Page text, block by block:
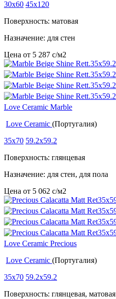
30x60 45x120
Поверхность: матовая
Назначение: для стен
Цена от 5 287 c/м2
Love Ceramic Marble
Love Ceramic (Португалия)
35x70 59.2x59.2
Поверхность: глянцевая
Назначение: для стен, для пола
Цена от 5 062 c/м2
Love Ceramic Precious
Love Ceramic (Португалия)
35x70 59.2x59.2
Поверхность: глянцевая, матовая